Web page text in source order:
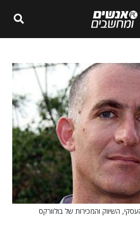
השיווק והמכירות של בולוורקס